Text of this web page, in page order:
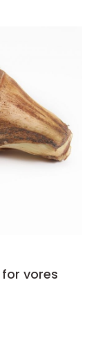
vores